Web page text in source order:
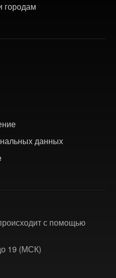
городам
данных
с помощью
19 (МСК)